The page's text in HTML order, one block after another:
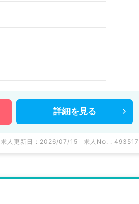
詳細を 見る
求人更新日 : 2026/07/15 求人No. : 493517